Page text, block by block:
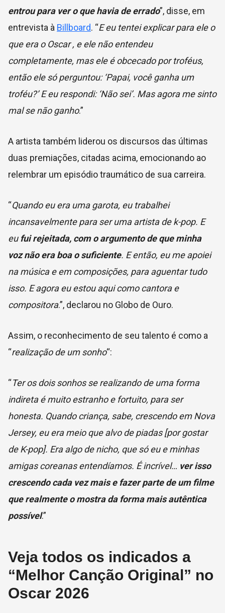
entrou para ver o que havia de errado”, disse, em
entrevista à Billboard. “E eu tentei explicar para ele o
que era o Oscar, e ele não entendeu
completamente, mas ele é obcecado por troféus,
então ele só perguntou: ‘Papai, você ganha um
troféu?’ E eu respondi: ‘Não sei’. Mas agora me sinto
mal se não ganho.”
A artista também liderou os discursos das últimas
duas premiações, citadas acima, emocionando ao
relembrar um episódio traumático de sua carreira.
“Quando eu era uma garota, eu trabalhei
incansavelmente para ser uma artista de k-pop. E
eufui rejeitada, com o argumento de que minha
voz não era boa o suficiente. E então, eu me apoiei
na música e em composições, para aguentar tudo
isso. E agora eu estou aqui como cantora e
compositora.”, declarou no Globo de Ouro.
Assim, o reconhecimento de seu talento é como a
“realização de um sonho“:
“Ter os dois sonhos se realizando de uma forma
indireta é muito estranho e fortuito, para ser
honesta. Quando criança, sabe, crescendo em Nova
Jersey, eu era meio que alvo de piadas [por gostar
de K-pop]. Era algo de nicho, que só eu e minhas
amigas coreanas entendíamos. É incrível… ver isso
crescendo cada vez mais e fazer parte de um filme
que realmente o mostra da forma mais autêntica
possível.”
Veja todos os indicados a
“Melhor Canção Original” no
Oscar 2026